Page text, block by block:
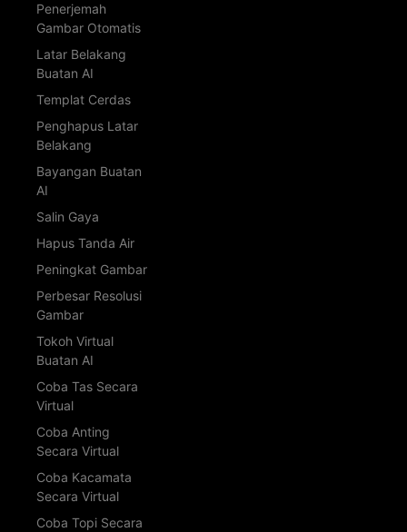
Penerjemah
Gambar Otomatis
Latar Belakang
Buatan AI
Templat Cerdas
Penghapus Latar
Belakang
Bayangan Buatan
AI
Salin Gaya
Hapus Tanda Air
Peningkat Gambar
Perbesar Resolusi
Gambar
Tokoh Virtual
Buatan AI
Coba Tas Secara
Virtual
Coba Anting
Secara Virtual
Coba Kacamata
Secara Virtual
Coba Topi Secara